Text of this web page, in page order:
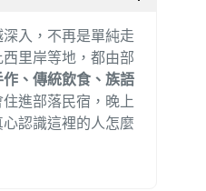
入，不再是單純走
里岸等地，都由部
作、傳統飲食、族語
進部落民宿，晚上
認識這裡的人怎麼